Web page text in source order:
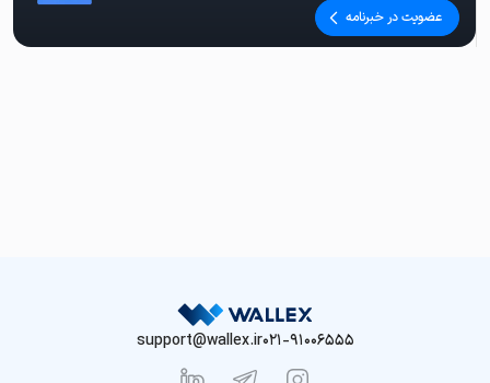
عضویت در خبرنامه
021-91006555
support@wallex.ir